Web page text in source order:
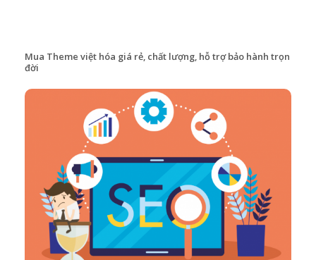
Mua Theme việt hóa giá rẻ, chất lượng, hỗ trợ bảo hành trọn
đời